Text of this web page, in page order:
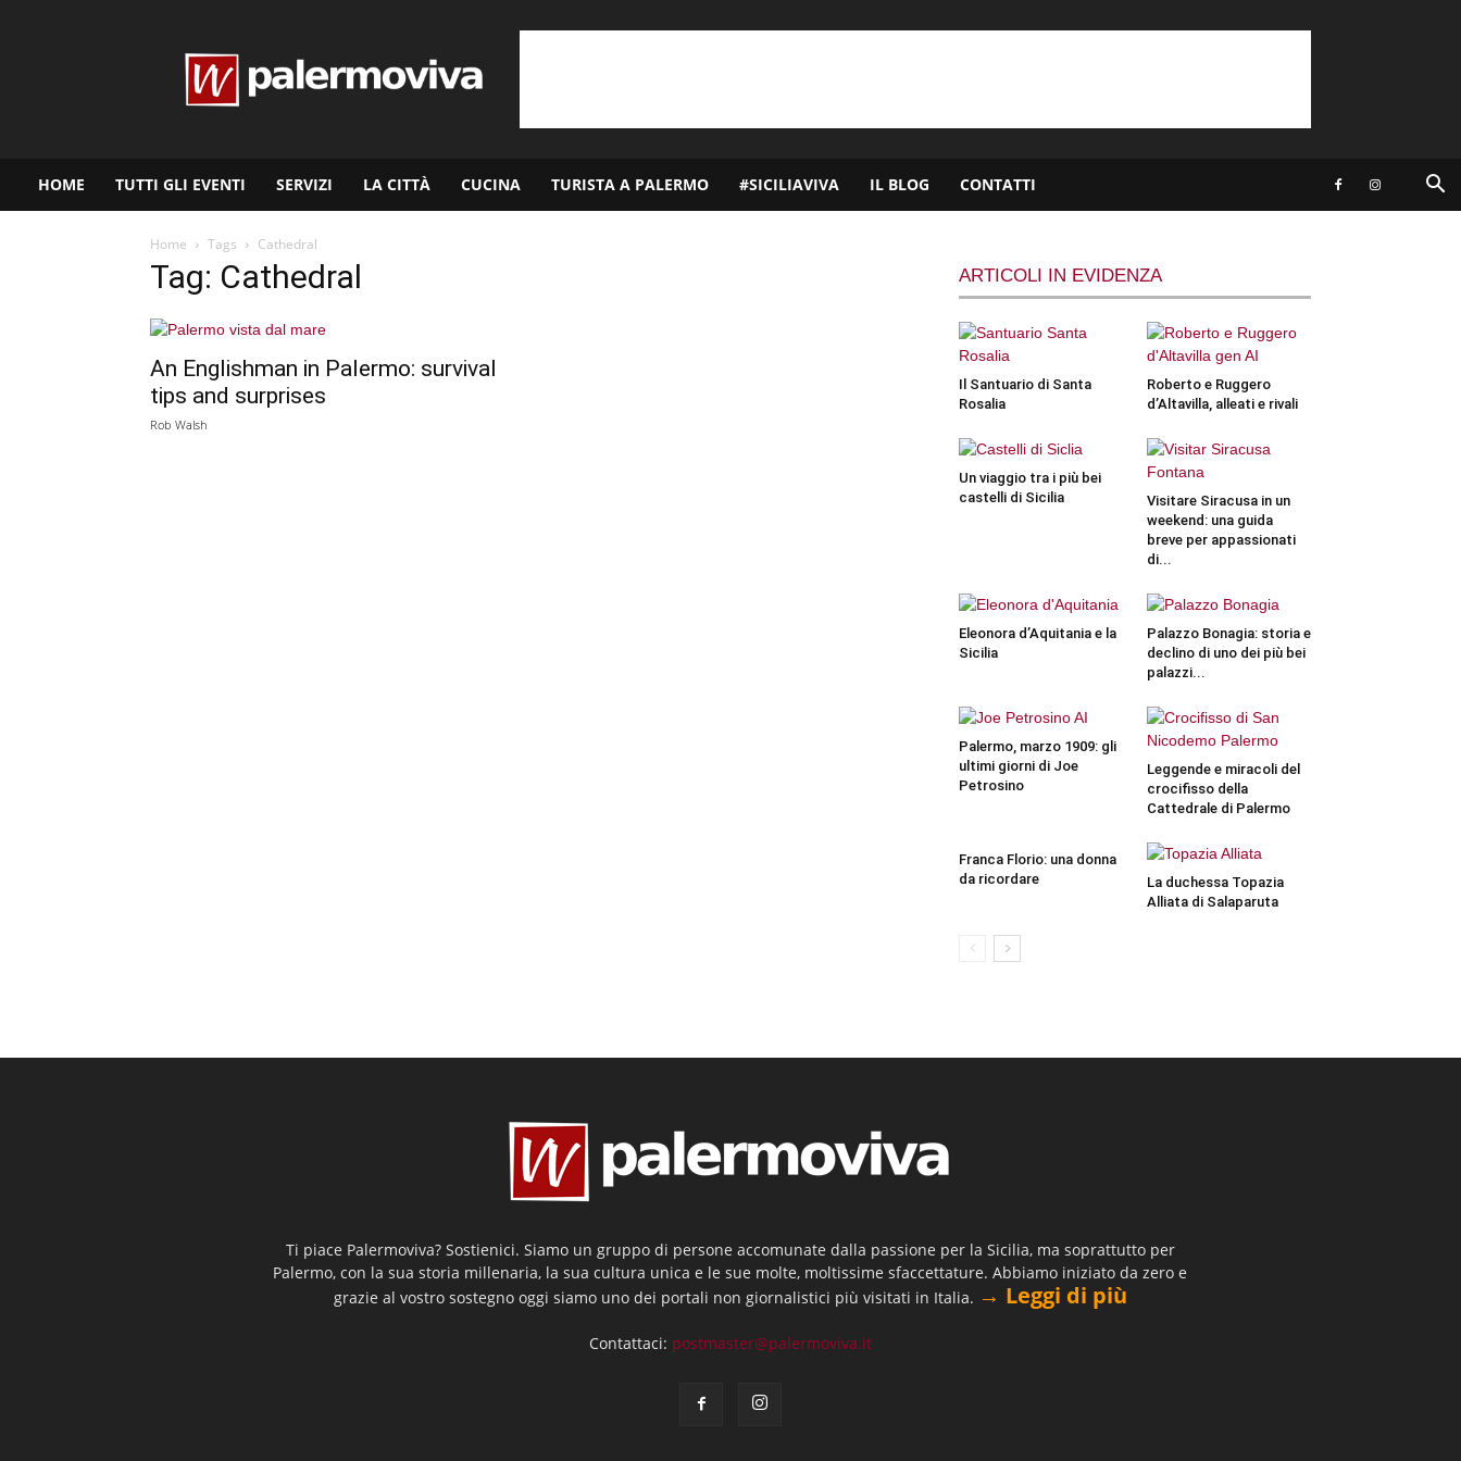
HOME TUTTI GLI EVENTI SERVIZI LA CITTÀ CUCINA TURISTA A PALERMO #SICILIAVIVA IL BLOG CONTATTI
Home Tags Cathedral
Tag: Cathedral
An Englishman in Palermo: survival
tips and surprises
Rob Walsh
ARTICOLI IN EVIDENZA
Il Santuario di Santa
Rosalia
Roberto e Ruggero
d’Altavilla, alleati e rivali
Un viaggio tra i più bei
castelli di Sicilia
Visitare Siracusa in un
weekend: una guida
breve per appassionati
di...
Eleonora d’Aquitania e la
Sicilia
Palazzo Bonagia: storia e
declino di uno dei più bei
palazzi...
Palermo, marzo 1909: gli
ultimi giorni di Joe
Petrosino
Leggende e miracoli del
crocifisso della
Cattedrale di Palermo
Franca Florio: una donna
da ricordare
La duchessa Topazia
Alliata di Salaparuta
Ti piace Palermoviva? Sostienici. Siamo un gruppo di persone accomunate dalla passione per la Sicilia, ma soprattutto per
Palermo, con la sua storia millenaria, la sua cultura unica e le sue molte, moltissime sfaccettature. Abbiamo iniziato da zero e
grazie al vostro sostegno oggi siamo uno dei portali non giornalistici più visitati in Italia. → Leggi di più
Contattaci: postmaster@palermoviva.it